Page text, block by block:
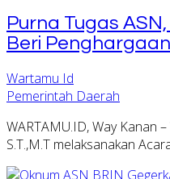
Purna Tugas
Beri Penghargaan
Wartamu Id
Pemerintah Daerah
WARTAMU.ID, Way Kanan
S.T.,M.T melaksanakan